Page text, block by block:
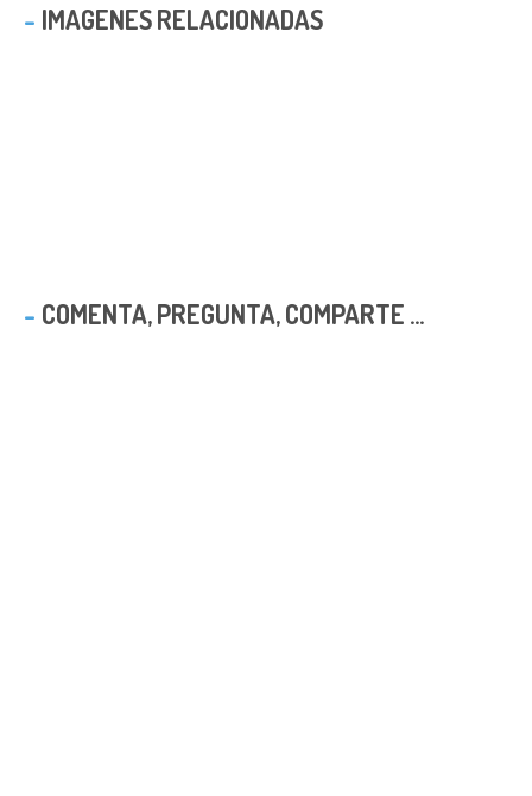
IMAGENES RELACIONADAS
COMENTA, PREGUNTA, COMPARTE ...